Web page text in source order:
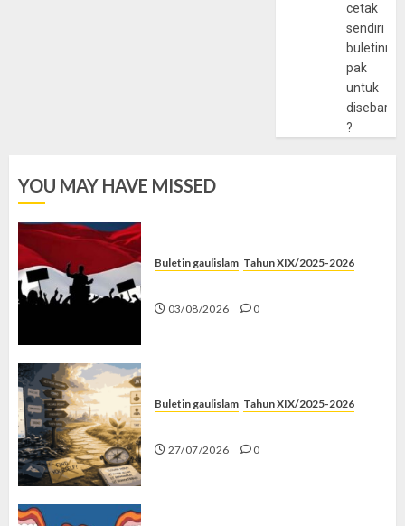
cetak
sendiri
pak
untuk
?
YOU MAY HAVE MISSED
Buletin gaulislam Tahun XIX/2025-2026
03/08/2026 0
Buletin gaulislam Tahun XIX/2025-2026
27/07/2026 0